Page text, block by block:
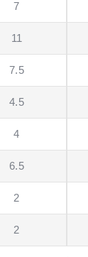
7
11
7.5
4.5
4
6.5
2
2